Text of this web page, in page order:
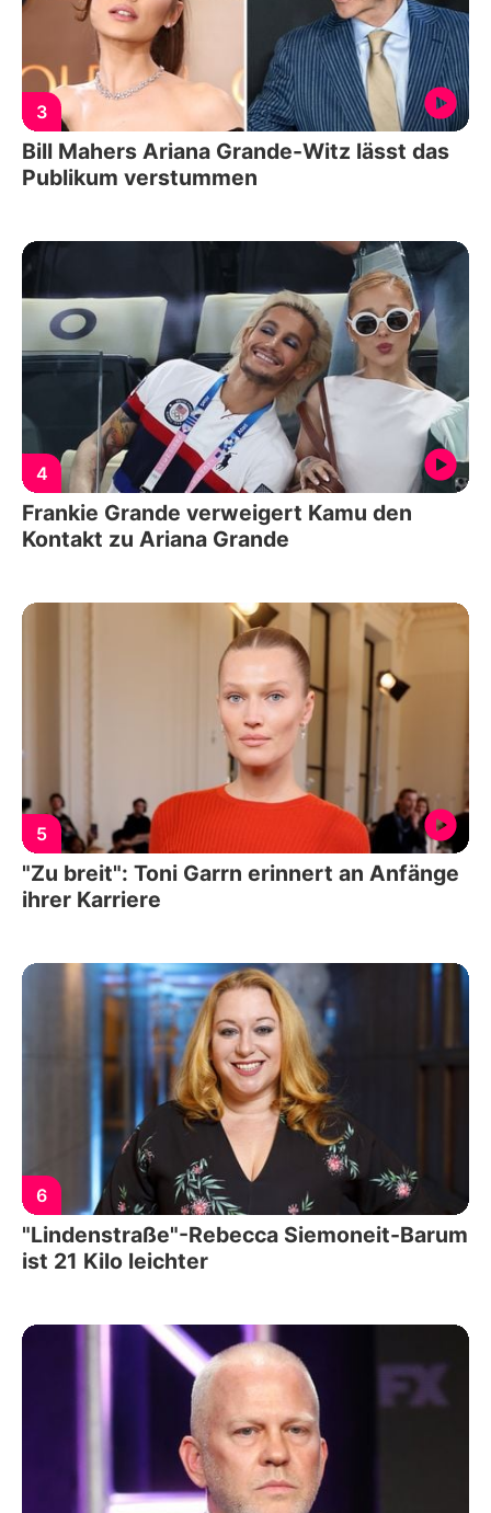
3
Bill Mahers Ariana Grande-Witz lässt das
Publikum verstummen
4
Frankie Grande verweigert Kamu den
Kontakt zu Ariana Grande
5
"Zu breit": Toni Garrn erinnert an Anfänge
ihrer Karriere
6
"Lindenstraße"-Rebecca Siemoneit-Barum
ist 21 Kilo leichter